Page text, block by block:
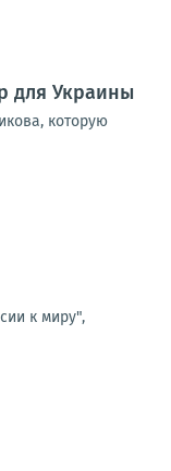
для Украины
которую
к миру",